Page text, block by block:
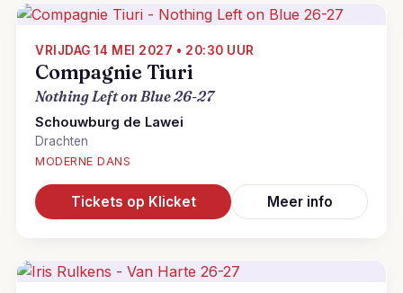
VRIJDAG 14 MEI 2027 • 20:30 UUR
Compagnie Tiuri
Nothing Left on Blue 26-27
Schouwburg de Lawei
Drachten
MODERNE DANS
Tickets op Klicket Meer info